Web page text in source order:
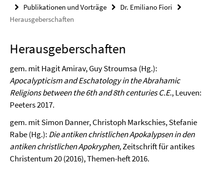
Publikationen und Vorträge
Dr. Emiliano Fiori
Herausgeberschaften
Herausgeberschaften
gem. mit Hagit Amirav, Guy Stroumsa (Hg.):
Apocalypticism and Eschatology in the Abrahamic
Religions between the 6th and 8th centuries C.E., Leuven:
Peeters 2017.
gem. mit Simon Danner, Christoph Markschies, Stefanie
Rabe (Hg.): Die antiken christlichen Apokalypsen in den
antiken christlichen Apokryphen,Zeitschrift für antikes
Christentum 20 (2016), Themen-heft 2016.